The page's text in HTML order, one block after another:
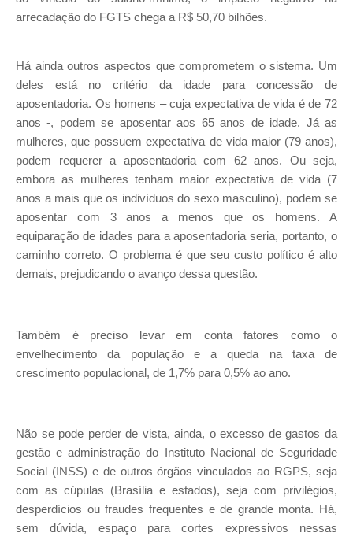
arrecadação do FGTS chega a R$ 50,70 bilhões.
Há ainda outros aspectos que comprometem o sistema. Um
deles está no critério da idade para concessão de
aposentadoria. Os homens – cuja expectativa de vida é de 72
anos -, podem se aposentar aos 65 anos de idade. Já as
mulheres, que possuem expectativa de vida maior (79 anos),
podem requerer a aposentadoria com 62 anos. Ou seja,
embora as mulheres tenham maior expectativa de vida (7
anos a mais que os indivíduos do sexo masculino), podem se
aposentar com 3 anos a menos que os homens. A
equiparação de idades para a aposentadoria seria, portanto, o
caminho correto. O problema é que seu custo político é alto
demais, prejudicando o avanço dessa questão.
Também é preciso levar em conta fatores como o
envelhecimento da população e a queda na taxa de
crescimento populacional, de 1,7% para 0,5% ao ano.
Não se pode perder de vista, ainda, o excesso de gastos da
gestão e administração do Instituto Nacional de Seguridade
Social (INSS) e de outros órgãos vinculados ao RGPS, seja
com as cúpulas (Brasília e estados), seja com privilégios,
desperdícios ou fraudes frequentes e de grande monta. Há,
sem dúvida, espaço para cortes expressivos nessas